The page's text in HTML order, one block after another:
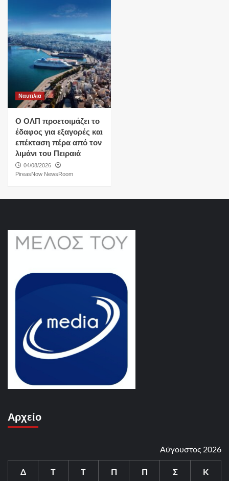
Ναυτιλια
O ΟΛΠ προετοιμάζει το
έδαφος για εξαγορές και
επέκταση πέρα από τον
λιμάνι του Πειραιά
04/08/2026
PireasNow NewsRoom
Αρχείο
Αύγουστος 2026
Δ Τ Τ Π Π Σ Κ